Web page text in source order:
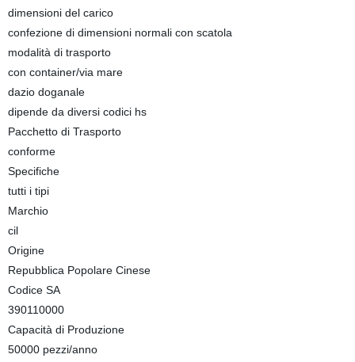
dimensioni del carico
confezione di dimensioni normali con scatola
modalità di trasporto
con container/via mare
dazio doganale
dipende da diversi codici hs
Pacchetto di Trasporto
conforme
Specifiche
tutti i tipi
Marchio
cil
Origine
Repubblica Popolare Cinese
Codice SA
390110000
Capacità di Produzione
50000 pezzi/anno